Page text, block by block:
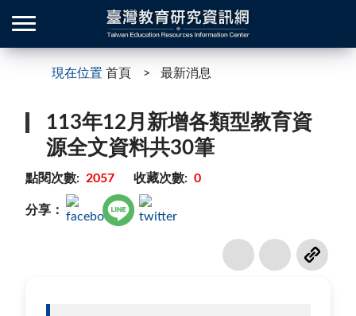
現在位置 首頁 最新消息
113年12月新增各類型教育資
源全文資料共30筆
點閱次數: 2057 收藏次數: 0
分享：